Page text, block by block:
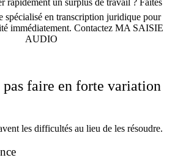
spécialisé en transcription juridique pour
immédiatement. Contactez MA SAISIE
AUDIO
pas faire en forte variation
les difficultés au lieu de les résoudre.